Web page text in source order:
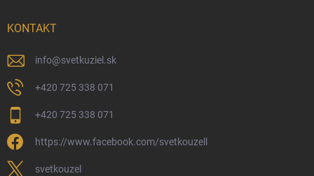
KONTAKT
info@svetkuziel.sk
+420 725 338 071
+420 725 338 071
https://www.facebook.com/svetkouzell
svetkouzel